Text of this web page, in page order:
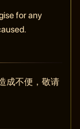
for any
成不便，敬请